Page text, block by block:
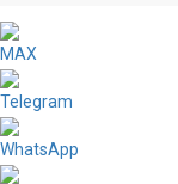
MAX
Telegram
WhatsApp